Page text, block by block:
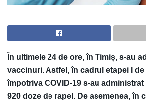
În ultimele 24 de ore, în Timiș, s-au
vaccinuri. Astfel, în cadrul etapei I
împotriva COVID-19 s-au
920 doze de rapel. De asemenea, în